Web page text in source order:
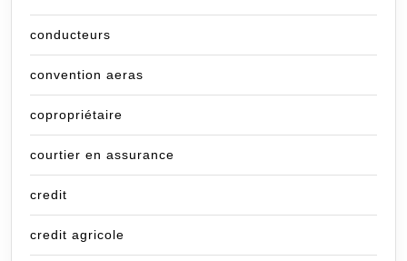
conducteurs
convention aeras
copropriétaire
courtier en assurance
credit
credit agricole